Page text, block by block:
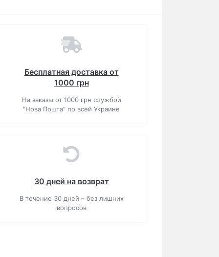
Бесплатная доставка от
1000 грн
На заказы от 1000 грн службой
"Нова Пошта" по всей Украине
30 дней на возврат
В течение 30 дней – без лишних
вопросов